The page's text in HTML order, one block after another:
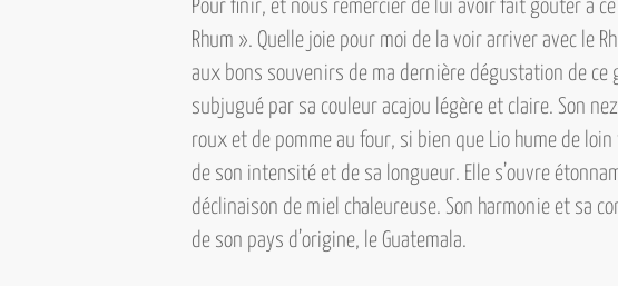
Pour finir, et nous remercier de lui avoir fait goûter à
Rhum ». Quelle joie pour moi de la voir arriver avec le
aux bons souvenirs de ma dernière dégustation de ce
subjugué par sa couleur acajou légère et claire. Son
roux et de pomme au four, si bien que Lio hume de
de son intensité et de sa longueur. Elle s’ouvre
déclinaison de miel chaleureuse. Son harmonie et sa
de son pays d’origine, le Guatemala.